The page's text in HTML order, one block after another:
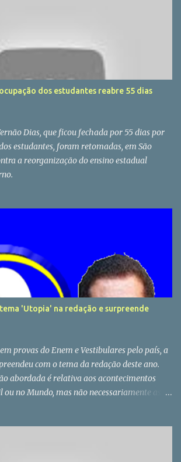
dos estudantes reabre 55 dias
Dias, que ficou fechada por 55 dias por
estudantes, foram retomadas, em São
a reorganização do ensino estadual
'Utopia' na redação e surpreende
provas do Enem e Vestibulares pelo país, a
com o tema da redação deste ano.
abordada é relativa aos acontecimentos
no Mundo, mas não necessariamente as